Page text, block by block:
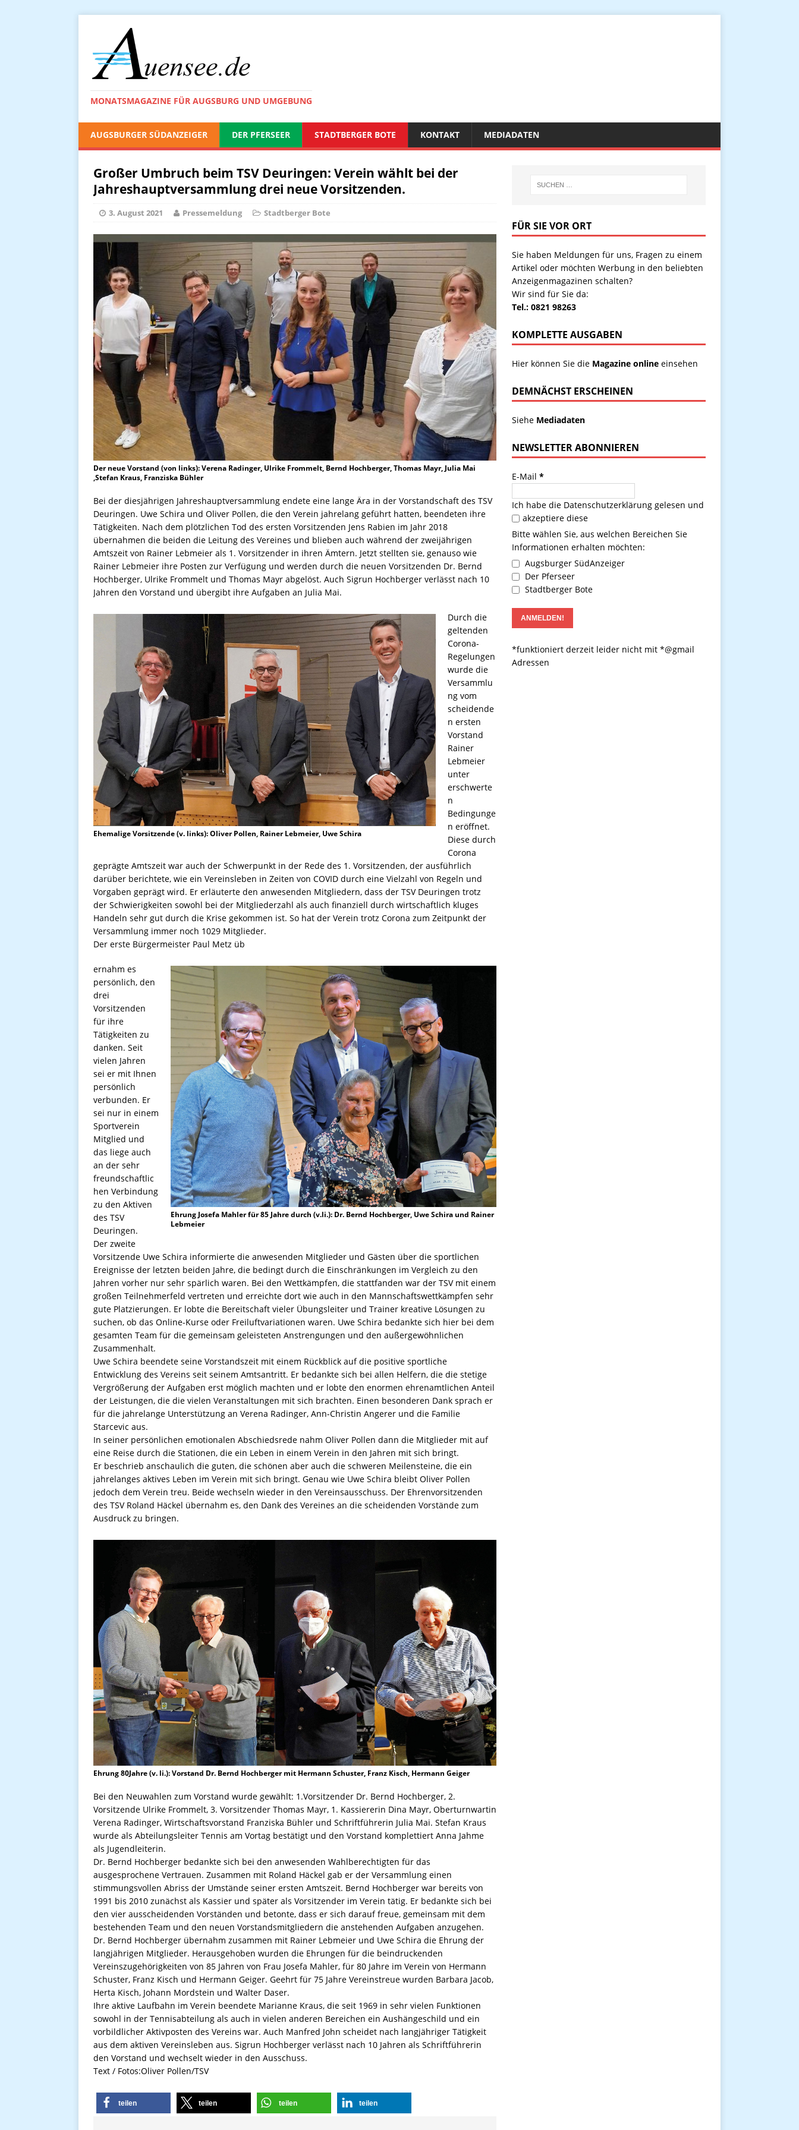
MONATSMAGAZINE FÜR AUGSBURG UND UMGEBUNG
AUGSBURGER SÜDANZEIGER DER PFERSEER STADTBERGER BOTE KONTAKT MEDIADATEN
Großer Umbruch beim TSV Deuringen: Verein wählt bei der
Jahreshauptversammlung drei neue Vorsitzenden.
3. August 2021 Pressemeldung Stadtberger Bote
Der neue Vorstand (von links): Verena Radinger, Ulrike Frommelt, Bernd Hochberger, Thomas Mayr, Julia Mai
,Stefan Kraus, Franziska Bühler
Bei der diesjährigen Jahreshauptversammlung endete eine lange Ära in der Vorstandschaft des TSV
Deuringen. Uwe Schira und Oliver Pollen, die den Verein jahrelang geführt hatten, beendeten ihre
Tätigkeiten. Nach dem plötzlichen Tod des ersten Vorsitzenden Jens Rabien im Jahr 2018
übernahmen die beiden die Leitung des Vereines und blieben auch während der zweijährigen
Amtszeit von Rainer Lebmeier als 1. Vorsitzender in ihren Ämtern. Jetzt stellten sie, genauso wie
Rainer Lebmeier ihre Posten zur Verfügung und werden durch die neuen Vorsitzenden Dr. Bernd
Hochberger, Ulrike Frommelt und Thomas Mayr abgelöst. Auch Sigrun Hochberger verlässt nach 10
Jahren den Vorstand und übergibt ihre Aufgaben an Julia Mai.
Ehemalige Vorsitzende (v. links): Oliver Pollen, Rainer Lebmeier, Uwe Schira
Durch die
geltenden
Corona-
Regelungen
wurde die
Versammlu
ng vom
scheidende
n ersten
Vorstand
Rainer
Lebmeier
unter
erschwerte
n
Bedingunge
n eröffnet.
Diese durch
Corona
geprägte Amtszeit war auch der Schwerpunkt in der Rede des 1. Vorsitzenden, der ausführlich
darüber berichtete, wie ein Vereinsleben in Zeiten von COVID durch eine Vielzahl von Regeln und
Vorgaben geprägt wird. Er erläuterte den anwesenden Mitgliedern, dass der TSV Deuringen trotz
der Schwierigkeiten sowohl bei der Mitgliederzahl als auch finanziell durch wirtschaftlich kluges
Handeln sehr gut durch die Krise gekommen ist. So hat der Verein trotz Corona zum Zeitpunkt der
Versammlung immer noch 1029 Mitglieder.
Der erste Bürgermeister Paul Metz üb
Ehrung Josefa Mahler für 85 Jahre durch (v.li.): Dr. Bernd Hochberger, Uwe Schira und Rainer
Lebmeier
ernahm es
persönlich, den
drei
Vorsitzenden
für ihre
Tätigkeiten zu
danken. Seit
vielen Jahren
sei er mit Ihnen
persönlich
verbunden. Er
sei nur in einem
Sportverein
Mitglied und
das liege auch
an der sehr
freundschaftlic
hen Verbindung
zu den Aktiven
des TSV
Deuringen.
Der zweite
Vorsitzende Uwe Schira informierte die anwesenden Mitglieder und Gästen über die sportlichen
Ereignisse der letzten beiden Jahre, die bedingt durch die Einschränkungen im Vergleich zu den
Jahren vorher nur sehr spärlich waren. Bei den Wettkämpfen, die stattfanden war der TSV mit einem
großen Teilnehmerfeld vertreten und erreichte dort wie auch in den Mannschaftswettkämpfen sehr
gute Platzierungen. Er lobte die Bereitschaft vieler Übungsleiter und Trainer kreative Lösungen zu
suchen, ob das Online-Kurse oder Freiluftvariationen waren. Uwe Schira bedankte sich hier bei dem
gesamten Team für die gemeinsam geleisteten Anstrengungen und den außergewöhnlichen
Zusammenhalt.
Uwe Schira beendete seine Vorstandszeit mit einem Rückblick auf die positive sportliche
Entwicklung des Vereins seit seinem Amtsantritt. Er bedankte sich bei allen Helfern, die die stetige
Vergrößerung der Aufgaben erst möglich machten und er lobte den enormen ehrenamtlichen Anteil
der Leistungen, die die vielen Veranstaltungen mit sich brachten. Einen besonderen Dank sprach er
für die jahrelange Unterstützung an Verena Radinger, Ann-Christin Angerer und die Familie
Starcevic aus.
In seiner persönlichen emotionalen Abschiedsrede nahm Oliver Pollen dann die Mitglieder mit auf
eine Reise durch die Stationen, die ein Leben in einem Verein in den Jahren mit sich bringt.
Er beschrieb anschaulich die guten, die schönen aber auch die schweren Meilensteine, die ein
jahrelanges aktives Leben im Verein mit sich bringt. Genau wie Uwe Schira bleibt Oliver Pollen
jedoch dem Verein treu. Beide wechseln wieder in den Vereinsausschuss. Der Ehrenvorsitzenden
des TSV Roland Häckel übernahm es, den Dank des Vereines an die scheidenden Vorstände zum
Ausdruck zu bringen.
Ehrung 80Jahre (v. li.): Vorstand Dr. Bernd Hochberger mit Hermann Schuster, Franz Kisch, Hermann Geiger
Bei den Neuwahlen zum Vorstand wurde gewählt: 1.Vorsitzender Dr. Bernd Hochberger, 2.
Vorsitzende Ulrike Frommelt, 3. Vorsitzender Thomas Mayr, 1. Kassiererin Dina Mayr, Oberturnwartin
Verena Radinger, Wirtschaftsvorstand Franziska Bühler und Schriftführerin Julia Mai. Stefan Kraus
wurde als Abteilungsleiter Tennis am Vortag bestätigt und den Vorstand komplettiert Anna Jahme
als Jugendleiterin.
Dr. Bernd Hochberger bedankte sich bei den anwesenden Wahlberechtigten für das
ausgesprochene Vertrauen. Zusammen mit Roland Häckel gab er der Versammlung einen
stimmungsvollen Abriss der Umstände seiner ersten Amtszeit. Bernd Hochberger war bereits von
1991 bis 2010 zunächst als Kassier und später als Vorsitzender im Verein tätig. Er bedankte sich bei
den vier ausscheidenden Vorständen und betonte, dass er sich darauf freue, gemeinsam mit dem
bestehenden Team und den neuen Vorstandsmitgliedern die anstehenden Aufgaben anzugehen.
Dr. Bernd Hochberger übernahm zusammen mit Rainer Lebmeier und Uwe Schira die Ehrung der
langjährigen Mitglieder. Herausgehoben wurden die Ehrungen für die beindruckenden
Vereinszugehörigkeiten von 85 Jahren von Frau Josefa Mahler, für 80 Jahre im Verein von Hermann
Schuster, Franz Kisch und Hermann Geiger. Geehrt für 75 Jahre Vereinstreue wurden Barbara Jacob,
Herta Kisch, Johann Mordstein und Walter Daser.
Ihre aktive Laufbahn im Verein beendete Marianne Kraus, die seit 1969 in sehr vielen Funktionen
sowohl in der Tennisabteilung als auch in vielen anderen Bereichen ein Aushängeschild und ein
vorbildlicher Aktivposten des Vereins war. Auch Manfred John scheidet nach langjähriger Tätigkeit
aus dem aktiven Vereinsleben aus. Sigrun Hochberger verlässt nach 10 Jahren als Schriftführerin
den Vorstand und wechselt wieder in den Ausschuss.
Text / Fotos:Oliver Pollen/TSV
teilen teilen teilen teilen
FÜR SIE VOR ORT
Sie haben Meldungen für uns, Fragen zu einem
Artikel oder möchten Werbung in den beliebten
Anzeigenmagazinen schalten?
Wir sind für Sie da:
Tel.: 0821 98263
KOMPLETTE AUSGABEN
Hier können Sie die Magazine onlineeinsehen
DEMNÄCHST ERSCHEINEN
Siehe Mediadaten
NEWSLETTER ABONNIEREN
E-Mail *
Ich habe die Datenschutzerklärunggelesen und
akzeptiere diese
Bitte wählen Sie, aus welchen Bereichen Sie
Informationen erhalten möchten:
Augsburger SüdAnzeiger
Der Pferseer
Stadtberger Bote
*funktioniert derzeit leider nicht mit *@gmail
Adressen